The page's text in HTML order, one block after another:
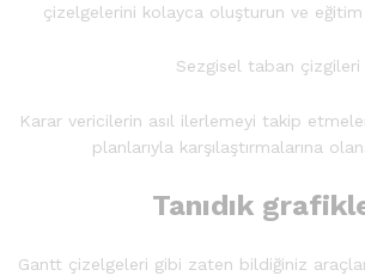
çizelgelerini kolayca oluşturun ve eğitim
Sezgisel taban çizgileri
Karar vericilerin asıl ilerlemeyi takip
planlarıyla karşılaştırmalarına
Tanıdık
Gantt çizelgeleri gibi zaten bildiğiniz